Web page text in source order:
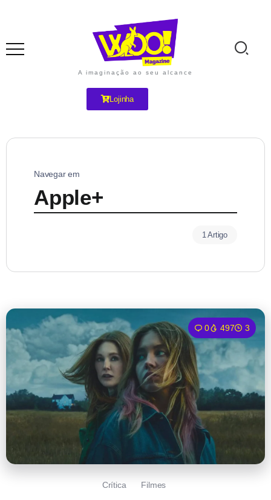
A imaginação ao seu alcance
Lojinha
Navegar em
Apple+
1 Artigo
0 497 3
Crítica Filmes